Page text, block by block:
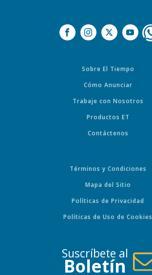
Sobre El Tiempo
Cómo Anunciar
Trabaje con Nosotros
Productos ET
Contáctenos
Términos y Condiciones
Mapa del Sitio
Políticas de Privacidad
Políticas de Uso de Cookies
Suscríbete al
Boletín